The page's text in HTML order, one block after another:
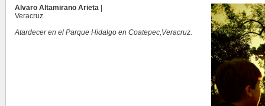
Alvaro Altamirano Arieta
Veracruz
Atardecer en el Parque Hidalgo en Coatepec,Veracruz.